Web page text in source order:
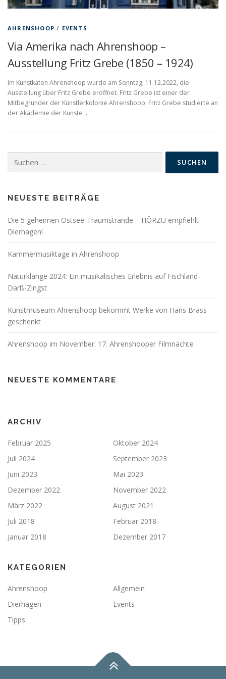
AHRENSHOOP / EVENTS
Via Amerika nach Ahrenshoop –
Ausstellung Fritz Grebe (1850 – 1924)
Im Kunstkaten Ahrenshoop wurde am Sonntag, 11.12.2022, die
Ausstellung über Fritz Grebe eröffnet. Fritz Grebe ist einer der
Mitbegründer der Künstlerkolonie Ahrenshoop. Fritz Grebe studierte an
der Akademie der Künste …
nach:
NEUESTE BEITRÄGE
Die 5 geheimen Ostsee-Traumstrände – HÖRZU empfiehlt
Dierhagen!
Kammermusiktage in Ahrenshoop
Naturklänge 2024: Ein musikalisches Erlebnis auf Fischland-
Darß-Zingst
Kunstmuseum Ahrenshoop bekommt Werke von Hans Brass
geschenkt
Ahrenshoop im November: 17. Ahrenshooper Filmnächte
NEUESTE KOMMENTARE
ARCHIV
Februar 2025
Oktober 2024
Juli 2024
September 2023
Juni 2023
Mai 2023
Dezember 2022
November 2022
März 2022
August 2021
Juli 2018
Februar 2018
Januar 2018
Dezember 2017
KATEGORIEN
Ahrenshoop
Allgemein
Dierhagen
Events
Tipps